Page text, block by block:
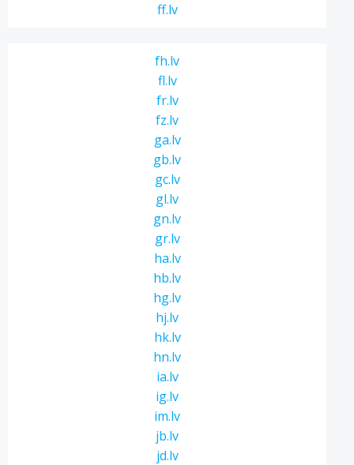
ff.lv
fh.lv
fl.lv
fr.lv
fz.lv
ga.lv
gb.lv
gc.lv
gl.lv
gn.lv
gr.lv
ha.lv
hb.lv
hg.lv
hj.lv
hk.lv
hn.lv
ia.lv
ig.lv
im.lv
jb.lv
jd.lv